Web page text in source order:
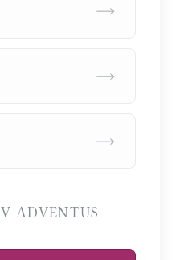
→
→
→
ADVENTUS